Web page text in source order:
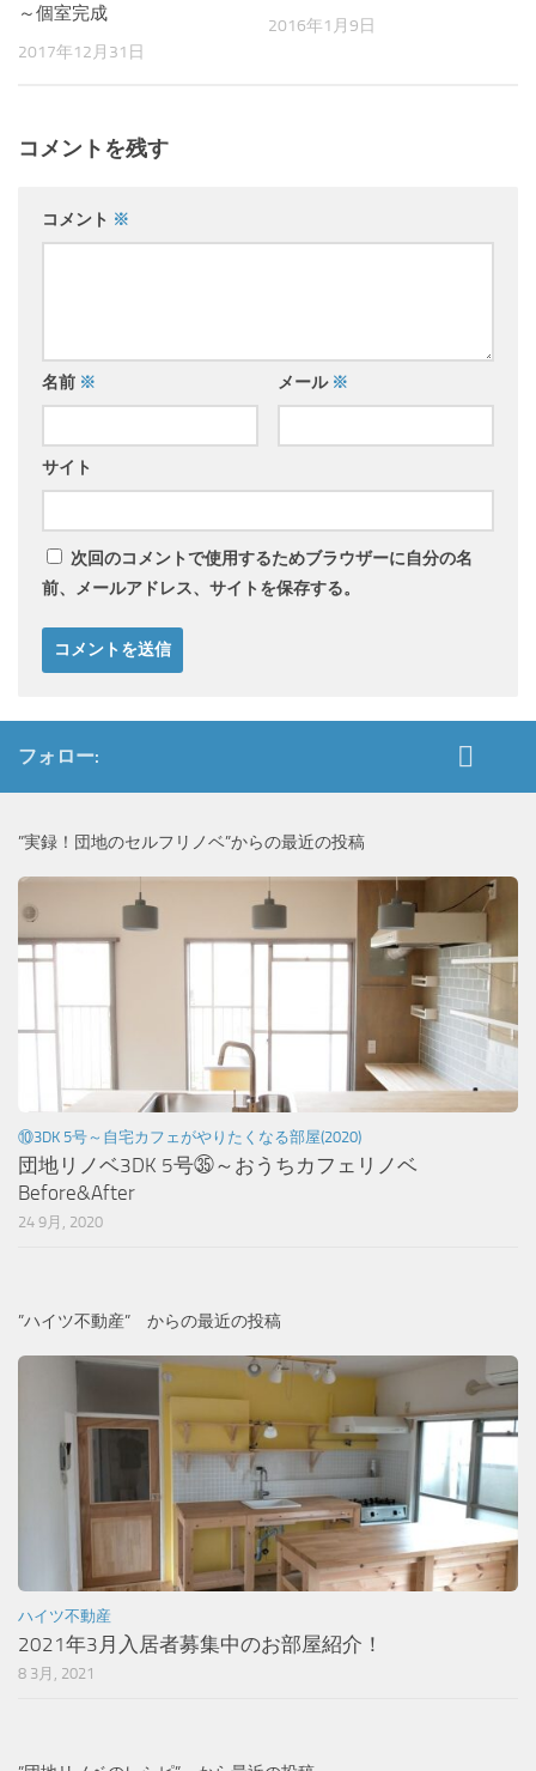
～個室完成
2017年12月31日
2016年1月9日
コメントを残す
コメント ※
名前 ※ メール ※
サイト
次回のコメントで使用するためブラウザーに自分の名
前、メールアドレス、サイトを保存する。
フォロー:
”実録！団地のセルフリノベ”からの最近の投稿
⑩3DK 5号～自宅カフェがやりたくなる部屋(2020)
団地リノベ3DK 5号㉟～おうちカフェリノベ
Before&After
24 9月, 2020
”ハイツ不動産” からの最近の投稿
ハイツ不動産
2021年3月入居者募集中のお部屋紹介！
8 3月, 2021